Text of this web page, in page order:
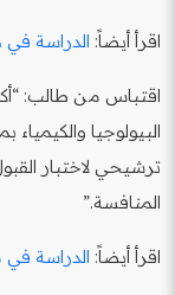
اقرأ أيضاً: الدراسة في
البيولوجيا
ترشيحي لاختبار
المنافسة.”
اقرأ أيضاً: الدراسة في